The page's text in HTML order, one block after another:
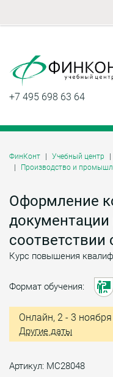
+7 495 698 63 64
ФинКонт Учебный центр
Производство и
Оформление
Курс повышения
Формат обучения:
Онлайн, 2 - 3
Другие даты
Артикул: МС28048
звонок
Даю